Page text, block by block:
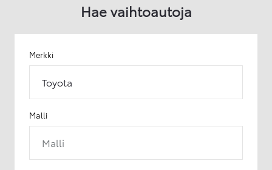
Hae vaihtoautoja
Merkki
Toyota
Malli
Malli